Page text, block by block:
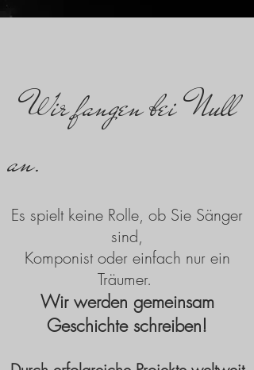
Wir fangen bei Null
an.
Es spielt keine Rolle, ob Sie Sänger
sind,
Komponist oder einfach nur ein
Träumer.
Wir werden gemeinsam
Geschichte schreiben!